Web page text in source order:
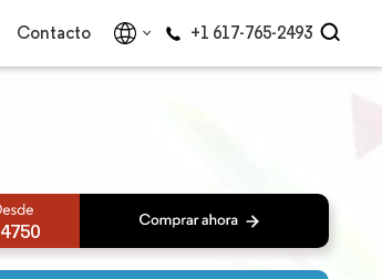
Contacto +1 617-765-2493
4750